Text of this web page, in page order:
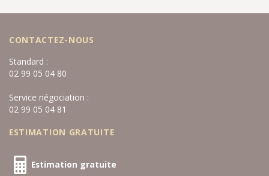
CONTACTEZ-NOUS
Standard :
02 99 05 04 80
Service négociation :
02 99 05 04 81
ESTIMATION GRATUITE
Estimation gratuite